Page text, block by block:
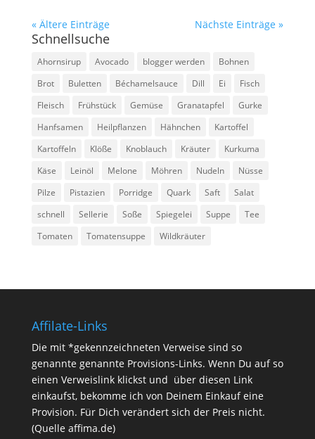
« Ältere Einträge Nächste Einträge »
Schnellsuche
Ahornsirup Avocado blogger werden
Bohnen
Brot
Buletten Béchamelsauce Dill Ei
Fisch
Fleisch
Frühstück Gemüse Granatapfel
Gurke
Hanfsamen
Heilpflanzen Hähnchen
Kartoffel
Kartoffeln
Klöße Knoblauch Kräuter
Kurkuma
Käse
Leinöl Melone Möhren Nudeln
Nüsse
Pilze
Pistazien Porridge Quark Saft
Salat
schnell
Sellerie Soße Spiegelei Suppe
Tee
Tomaten
Tomatensuppe Wildkräuter
Affilate-Links
Die mit *gekennzeichneten Verweise sind so
genannte genannte Provisions-Links. Wenn Du auf so
einen Verweislink klickst und über diesen Link
einkaufst, bekomme ich von Deinem Einkauf eine
Provision. Für Dich verändert sich der Preis nicht.
(Quelle affima.de)